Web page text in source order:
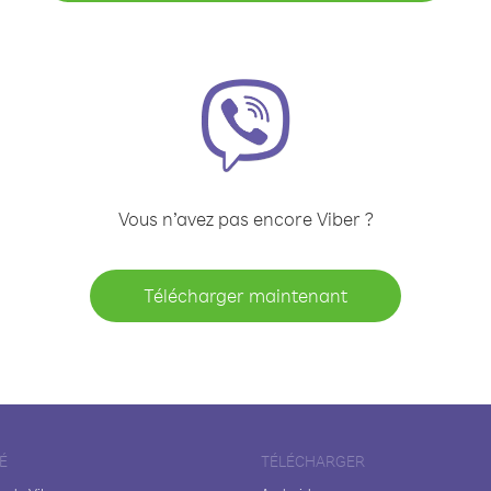
Vous n’avez pas encore Viber ?
Télécharger maintenant
TÉLÉCHARGER